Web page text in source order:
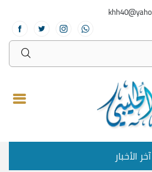
آخر الأخبار